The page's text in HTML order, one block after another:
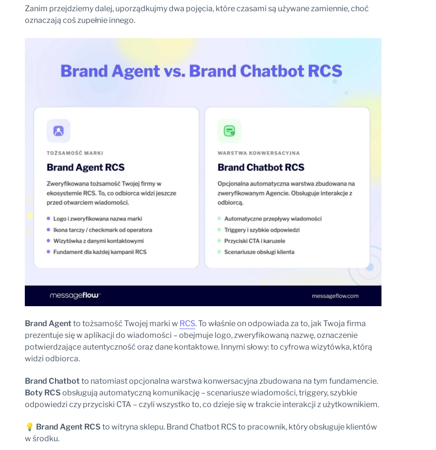
Zanim przejdziemy dalej, uporządkujmy dwa pojęcia, które czasami są używane zamiennie, choć
oznaczają coś zupełnie innego.
Brand Agentto tożsamość Twojej marki w RCS. To właśnie on odpowiada za to, jak Twoja firma
prezentuje się w aplikacji do wiadomości – obejmuje logo, zweryfikowaną nazwę, oznaczenie
potwierdzające autentyczność oraz dane kontaktowe. Innymi słowy: to cyfrowa wizytówka, którą
widzi odbiorca.
Brand Chatbotto natomiast opcjonalna warstwa konwersacyjna zbudowana na tym fundamencie.
Boty RCS obsługują automatyczną komunikację – scenariusze wiadomości, triggery, szybkie
odpowiedzi czy przyciski CTA – czyli wszystko to, co dzieje się w trakcie interakcji z użytkownikiem.
💡 Brand Agent RCS to witryna sklepu. Brand Chatbot RCS to pracownik, który obsługuje klientów
w środku.